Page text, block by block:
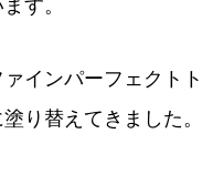
す。
インパーフェクトト
り替えてきました。